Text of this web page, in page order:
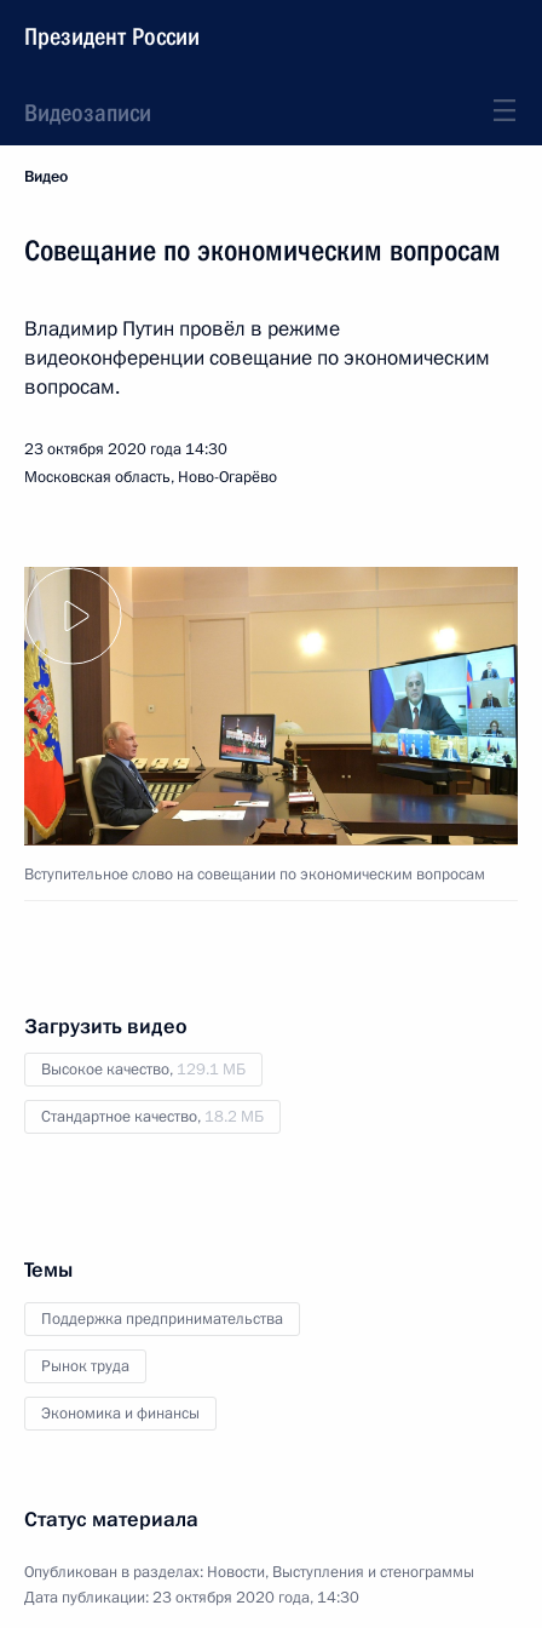
Президент России
Видеозаписи
Видео
Совещание по экономическим вопросам
Владимир Путин провёл в режиме
видеоконференции совещание по экономическим
вопросам.
23 октября 2020 года 14:30
Московская область, Ново-Огарёво
Вступительное слово на совещании по экономическим вопросам
Загрузить видео
Высокое качество, 129.1 МБ
Стандартное качество, 18.2 МБ
Темы
Поддержка предпринимательства
Рынок труда
Экономика и финансы
Статус материала
Опубликован в разделах: Новости, Выступления и стенограммы
Дата публикации:23 октября 2020 года, 14:30